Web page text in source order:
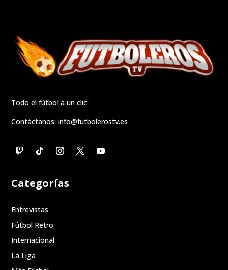
Todo el fútbol a un clic
Contáctanos:info@futbolerostv.es
Categorías
Entrevistas
Fútbol Retro
Internacional
La Liga